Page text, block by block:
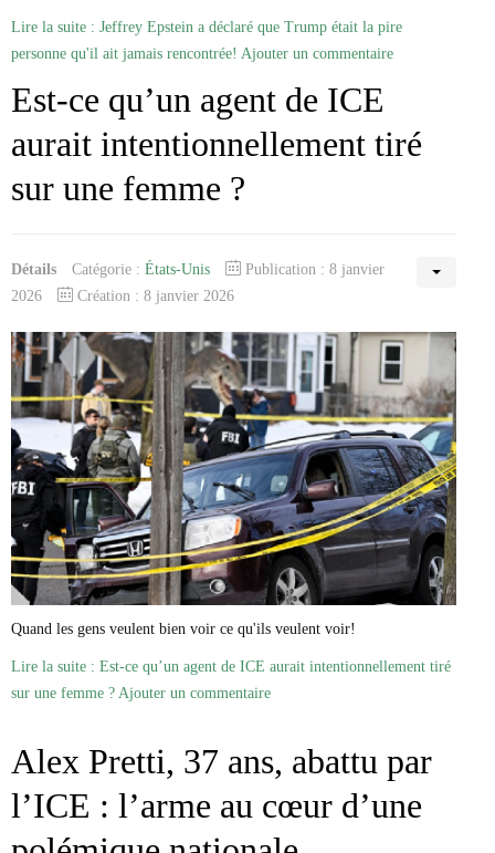
Lire la suite : Jeffrey Epstein a déclaré que Trump était la pire
personne qu'il ait jamais rencontrée! Ajouter un commentaire
Est-ce qu’un agent de ICE
aurait intentionnellement tiré
sur une femme ?
Détails Catégorie : États-Unis
Publication : 8 janvier
2026
Création : 8 janvier 2026
Quand les gens veulent bien voir ce qu'ils veulent voir!
Lire la suite : Est-ce qu’un agent de ICE aurait intentionnellement tiré
sur une femme ? Ajouter un commentaire
Alex Pretti, 37 ans, abattu par
l’ICE : l’arme au cœur d’une